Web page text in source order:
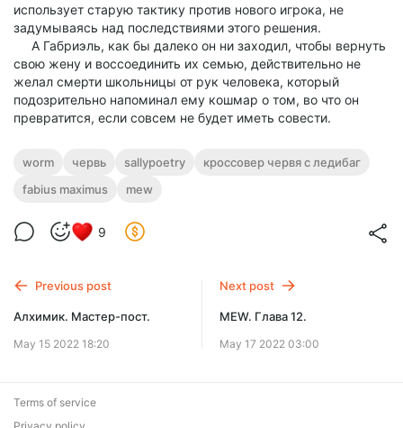
использует старую тактику против нового игрока, не
задумываясь над последствиями этого решения.
А Габриэль, как бы далеко он ни заходил, чтобы вернуть
свою жену и воссоединить их семью, действительно не
желал смерти школьницы от рук человека, который
подозрительно напоминал ему кошмар о том, во что он
превратится, если совсем не будет иметь совести.
worm червь sallypoetry
кроссовер червя с ледибаг
fabius maximus
mew
9
Previous post
Алхимик. Мастер-пост.
May 15 2022 18:20
Next post
MEW. Глава 12.
May 17 2022 03:00
Terms of service